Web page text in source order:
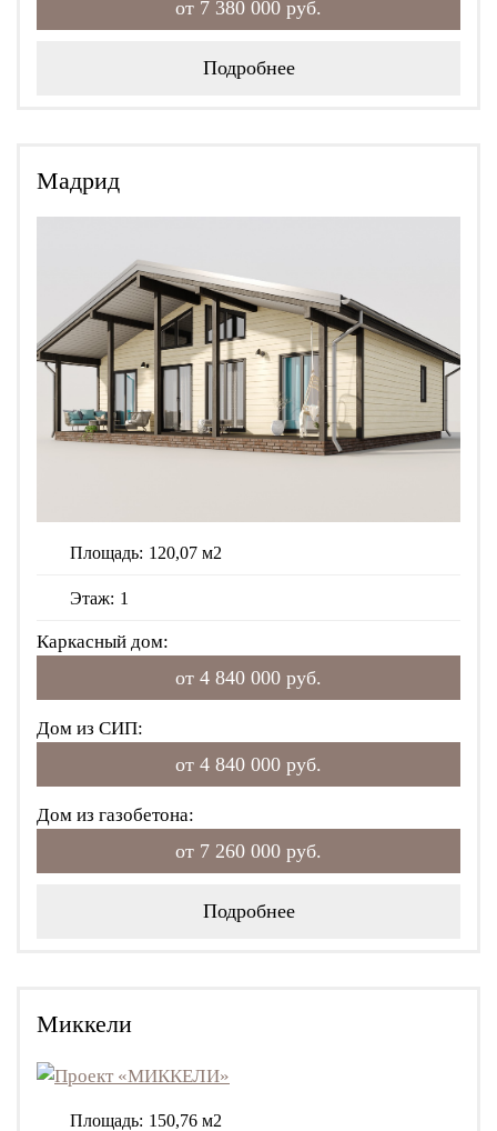
от 7 380 000 руб.
Подробнее
Мадрид
Площадь: 120,07 м2
Этаж: 1
Каркасный дом:
от 4 840 000 руб.
Дом из СИП:
от 4 840 000 руб.
Дом из газобетона:
от 7 260 000 руб.
Подробнее
Миккели
Площадь: 150,76 м2